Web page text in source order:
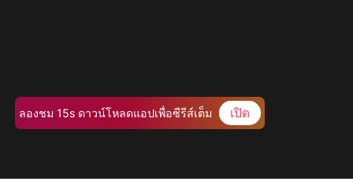
ลองชม 15s ดาวน์โหลดแอปเพื่อซีรีส์เต็ม เปิด